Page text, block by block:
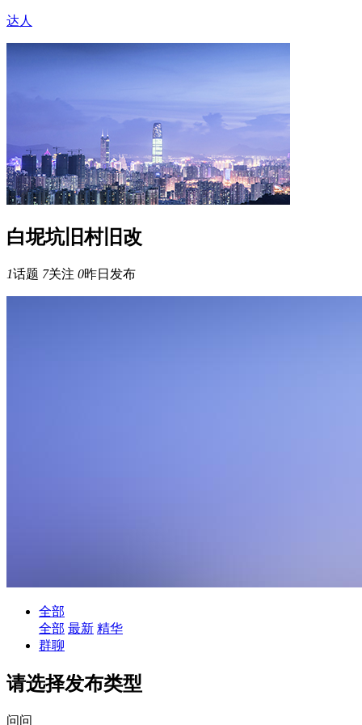
达人
白坭坑旧村旧改
1话题 7关注 0昨日发布
全部
全部 最新 精华
群聊
请选择发布类型
问问